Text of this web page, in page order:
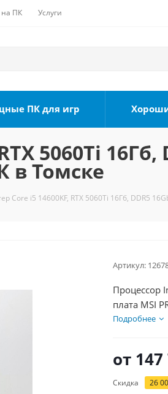
на ПК Услуги
ПК для игр
5060Ti 16Гб,
в Томске
Core i5 14600KF, RTX 5060Ti 16Гб, DDR5
Артикул:
Процессор
плата MSI
Диски SSD
Подробнее
от 147
Скидка 26